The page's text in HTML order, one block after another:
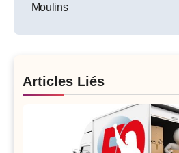
Moulins
Articles Liés